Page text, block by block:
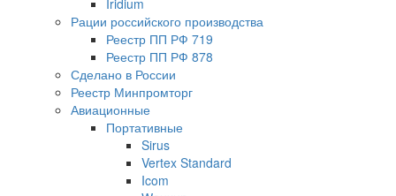
Рации российского производства
Реестр ПП РФ 719
Реестр ПП РФ 878
Сделано в России
Реестр Минпромторг
Авиационные
Портативные
Sirus
Vertex Standard
Icom